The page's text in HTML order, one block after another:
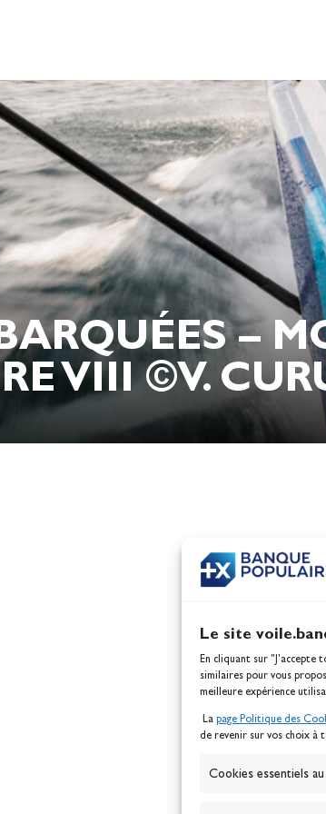
Le site
En cliquant sur "J'accepte
similaires pour vous
meilleure expérience
La page Politique des
de revenir sur vos choix à
Cookies essentiels
–
VIII ©V.
Berthomieu, vice-championnes